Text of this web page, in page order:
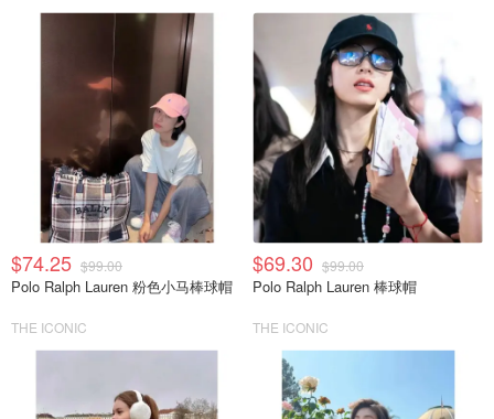
$74.25 $99.00
Polo Ralph Lauren 粉色小马棒球帽
THE ICONIC
$69.30 $99.00
Polo Ralph Lauren 棒球帽
THE ICONIC